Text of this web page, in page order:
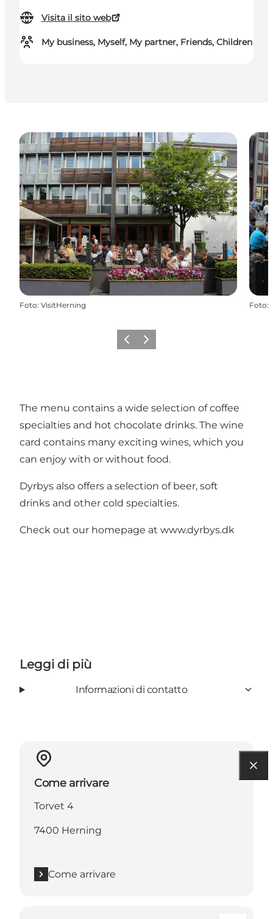
Visita il sito web
My business, Myself, My partner, Friends, Children
Foto: VisitHerning Foto:
Precedente
Avanti
The menu contains a wide selection of coffee
specialties and hot chocolate drinks. The wine
card contains many exciting wines, which you
can enjoy with or without food.
Dyrbys also offers a selection of beer, soft
drinks and other cold specialties.
Check out our homepage at www.dyrbys.dk
Leggi di più
Informazioni di contatto
Come arrivare
Torvet 4
7400 Herning
Come arrivare